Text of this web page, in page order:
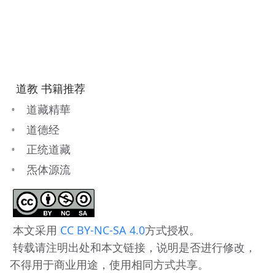
道教 书籍推荐
道藏精華
道德经
正统道藏
炁体源流
本文采用 CC BY-NC-SA 4.0方式授权。
不得用于商业用途，使用相同方式共享。